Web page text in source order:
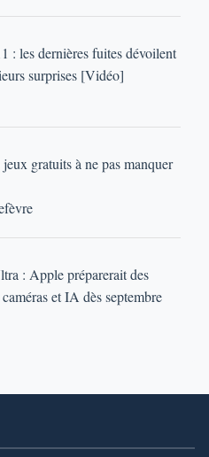
: les dernières fuites dévoilent
surprises [Vidéo]
gratuits à ne pas manquer
: Apple préparerait des
et IA dès septembre